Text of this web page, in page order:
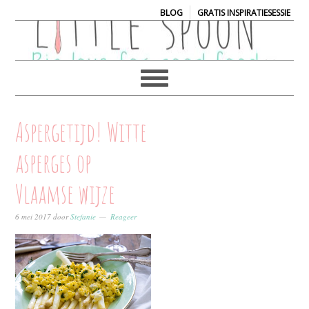
BLOG| GRATIS INSPIRATIESESSIE
Aspergetijd! Witte
asperges op
Vlaamse wijze
6 mei 2017 doorStefanie Reageer